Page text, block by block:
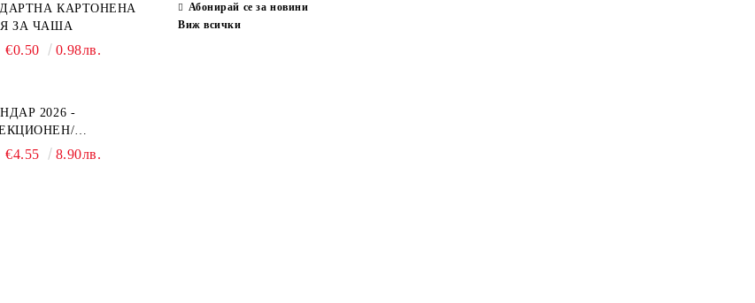
КАРТОНЕНА
ЗА ЧАША
€0.50 0.98лв.
2026 -
€4.55 8.90лв.
Абонирай се за новини
Виж всички